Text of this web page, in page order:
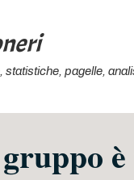
statistiche, pagelle,
è